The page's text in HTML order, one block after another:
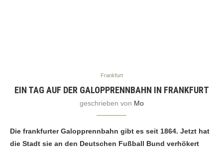
Frankfurt
EIN TAG AUF DER GALOPPRENNBAHN IN FRANKFURT
geschrieben von Mo
Die frankfurter Galopprennbahn gibt es seit 1864. Jetzt hat
die Stadt sie an den Deutschen Fußball Bund verhökert